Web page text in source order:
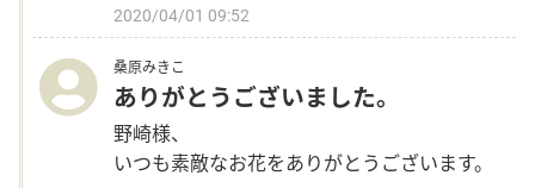
2020/04/01 09:52
桑原みきこ
ありがとうございました。
野崎様、
いつも素敵なお花をありがとうございます。